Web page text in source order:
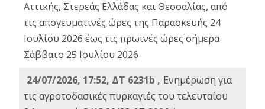
Αττικής, Στερεάς Ελλάδας και Θεσσαλίας, από
τις απογευματινές ώρες της Παρασκευής 24
Ιουλίου 2026 έως τις πρωινές ώρες σήμερα
Σάββατο 25 Ιουλίου 2026
24/07/2026, 17:52, ΔΤ 6231b , Ενημέρωση για
τις αγροτοδασικές πυρκαγιές του τελευταίου